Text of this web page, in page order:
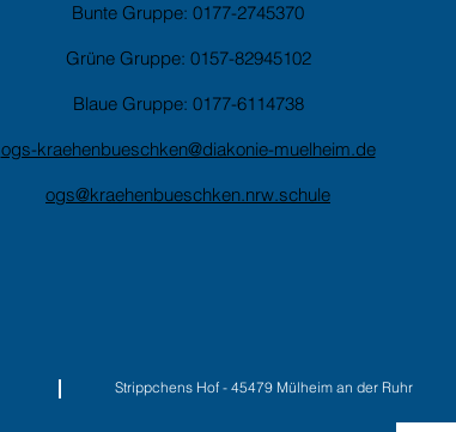
Bunte Gruppe: 0177-2745370
Grüne Gruppe: 0157-82945102
Blaue Gruppe: 0177-6114738
ogs-kraehenbueschken@diakonie-muelheim.de
ogs@kraehenbueschken.nrw.schule
Strippchens Hof - 45479 Mülheim an